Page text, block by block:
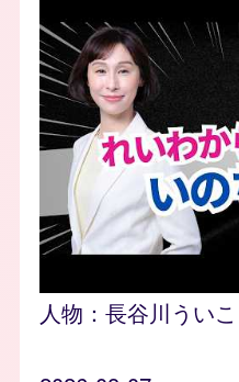
人物： 長谷川ういこ